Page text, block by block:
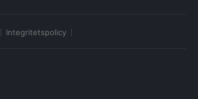
Integritetspolicy